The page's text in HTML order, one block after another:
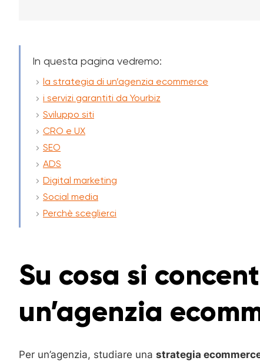
In questa pagina vedremo:
la strategia di un’agenzia ecommerce
i servizi garantiti da Yourbiz
Sviluppo siti
CRO e UX
SEO
ADS
Digital marketing
Social media
Perchè sceglierci
Su cosa si
un’agenzia
Per un’agenzia, studiare una strategia